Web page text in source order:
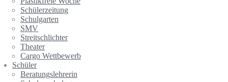
Schülerzeitung
Schulgarten
SMV
Streitschlichter
Theater
Cargo Wettbewerb
Schüler
Beratungslehrerin